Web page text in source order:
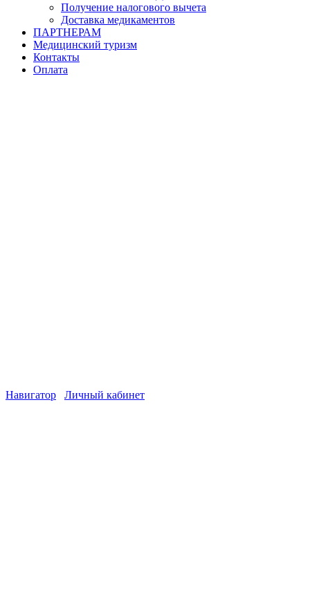
Получение налогового вычета
Доставка медикаментов
ПАРТНЕРАМ
Медицинский туризм
Контакты
Оплата
Навигатор Личный кабинет